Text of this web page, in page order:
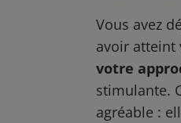
Vous avez
avoir atteint
votre
stimulante.
agréable :